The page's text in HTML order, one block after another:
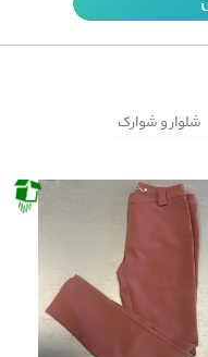
و شوارک